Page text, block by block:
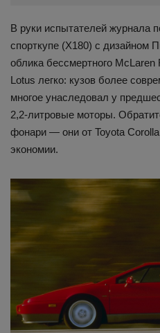
В руки испытателей журнала
спорткупе (X180) с дизайном
облика бессмертного McLaren
Lotus легко: кузов более
многое унаследовал у
2,2-литровые моторы.
фонари — они от Toyota
экономии.